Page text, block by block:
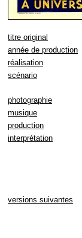
titre original
année de production
réalisation
scénario
photographie
musique
production
interprétation
versions suivantes